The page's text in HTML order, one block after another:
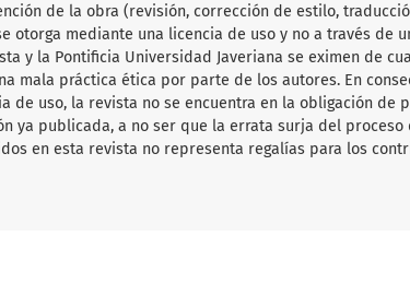
de la obra (revisión, corrección de estilo,
otorga mediante una licencia de uso y no a través de
y la Pontificia Universidad Javeriana se eximen de
mala práctica ética por parte de los autores. En
de uso, la revista no se encuentra en la obligación de
ya publicada, a no ser que la errata surja del proceso
en esta revista no representa regalías para los